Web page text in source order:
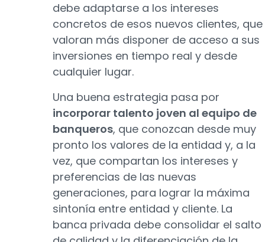
debe adaptarse a los intereses
concretos de esos nuevos clientes, que
valoran más disponer de acceso a sus
inversiones en tiempo real y desde
cualquier lugar.
Una buena estrategia pasa por
incorporar talento joven al equipo de
banqueros, que conozcan desde muy
pronto los valores de la entidad y, a la
vez, que compartan los intereses y
preferencias de las nuevas
generaciones, para lograr la máxima
sintonía entre entidad y cliente. La
banca privada debe consolidar el salto